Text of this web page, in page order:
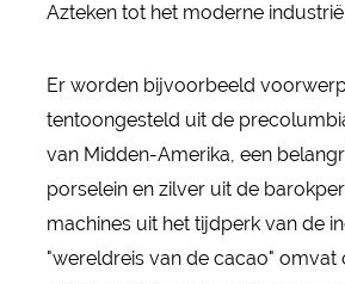
Azteken tot het moderne
Er worden bijvoorbeeld
tentoongesteld uit de
van Midden-Amerika, een
porselein en zilver uit de
machines uit het tijdperk van de
"wereldreis van de cacao" omvat